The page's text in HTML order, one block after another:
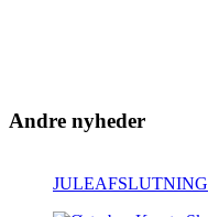
Andre nyheder
JULEAFSLUTNING